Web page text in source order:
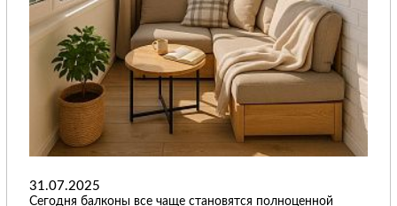
31.07.2025
Сегодня балконы все чаще становятся полноценной